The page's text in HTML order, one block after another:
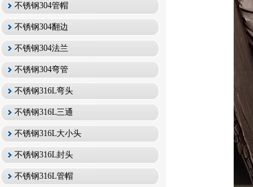
不锈钢304管帽
不锈钢304翻边
不锈钢304法兰
不锈钢304弯管
不锈钢316L弯头
不锈钢316L三通
不锈钢316L大小头
不锈钢316L封头
不锈钢316L管帽